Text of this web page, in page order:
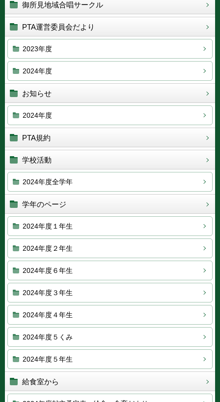
御所見地域合唱サークル
PTA運営委員会だより
2023年度
2024年度
お知らせ
2024年度
PTA規約
学校活動
2024年度全学年
学年のページ
2024年度１年生
2024年度２年生
2024年度６年生
2024年度３年生
2024年度４年生
2024年度５くみ
2024年度５年生
給食室から